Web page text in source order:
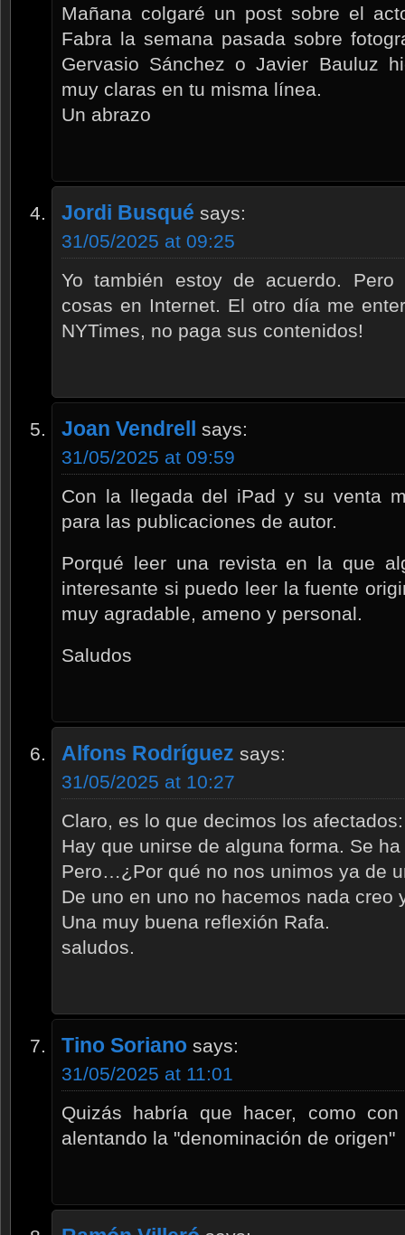
Mañana colgaré un post sobre el
Fabra la semana pasada sobre
Gervasio Sánchez o Javier Bauluz
muy claras en tu misma línea.
Un abrazo
Jordi Busqué says:
31/05/2025 at 09:25
Yo también estoy de acuerdo.
cosas en Internet. El otro día me
NYTimes, no paga sus contenidos!
Joan Vendrell says:
31/05/2025 at 09:59
Con la llegada del iPad y su venta
para las publicaciones de autor.
Porqué leer una revista en la que
interesante si puedo leer la fuente
muy agradable, ameno y personal.
Saludos
Alfons Rodríguez says:
31/05/2025 at 10:27
Claro, es lo que decimos los afectados:
Hay que unirse de alguna forma. Se
Pero…¿Por qué no nos unimos ya de
De uno en uno no hacemos nada
Una muy buena reflexión Rafa.
saludos.
Tino Soriano says:
31/05/2025 at 11:01
Quizás habría que hacer, como
alentando la "denominación de origen"